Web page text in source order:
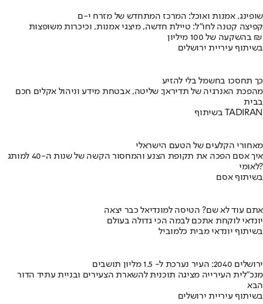
שופינג, אמנות ואוכל: המרכז המתחדש של מזרח י-ם
קפיצה קטנה לחו"ל: טיילת חדשה, מיצגי אמנות, וכיכרות משופצות
בהשקעה של 100 מיליון ₪
בשיתוף עיריית ירושלים
כך תחסכו בחשמל בלי להזיע
מהפכת האנרגיה של תדיראן: שליטה, אבטחת מידע וניהול אקלים חכם
בבית
בשיתוף TADIRAN
מאחורי הקלעים של הטעם הישראלי
איך אסם הפכה את תקופת הצנע והמחסור הקשה של שנות ה-40 למותג
לאומי?
בשיתוף אסם
אתם עוד לא שם? הטיסה למונדיאל כבר יצאה
יונדאי לוקחת אתכם לבמה הכי גדולה בעולם
בשיתוף יונדאי מבית כלמוביל
ירושלים 2040: העיר נערכת ל- 1.5 מליון תושבים
מנכ"לית העירייה מציגה תוכנית להשארת הצעירים ובניית עתיד הדור
הבא
בשיתוף עיריית ירושלים